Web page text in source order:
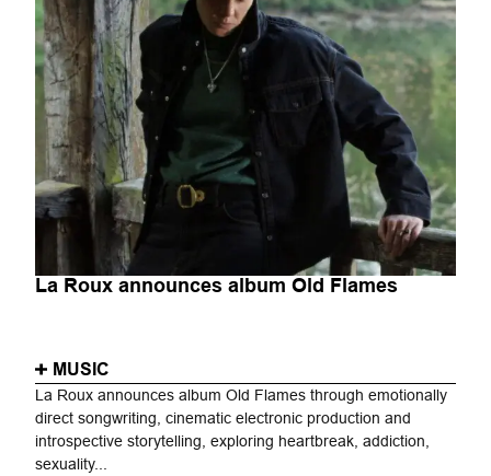
La Roux announces album Old Flames
MUSIC
La Roux announces album Old Flames through emotionally
direct songwriting, cinematic electronic production and
introspective storytelling, exploring heartbreak, addiction,
sexuality...